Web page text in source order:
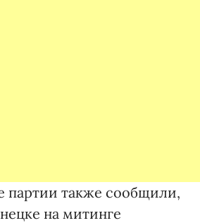
партии также сообщили,
на митинге